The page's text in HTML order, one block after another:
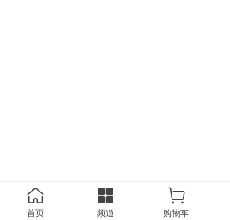
首页 频道 购物车